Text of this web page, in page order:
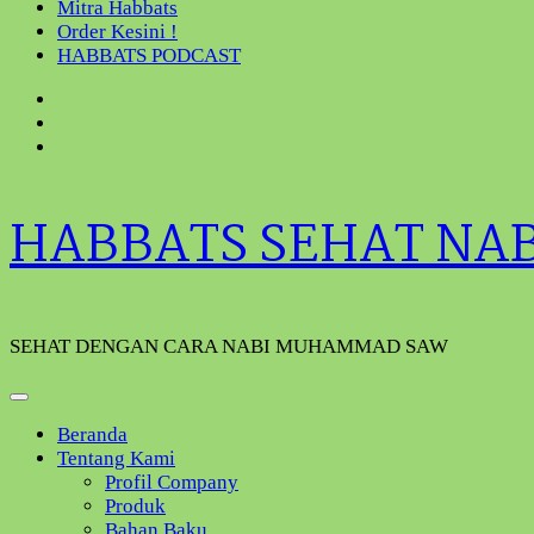
Mitra Habbats
Order Kesini !
HABBATS PODCAST
HABBATS SEHAT
SEHAT DENGAN CARA NABI MUHAMMAD SAW
Beranda
Tentang Kami
Profil Company
Produk